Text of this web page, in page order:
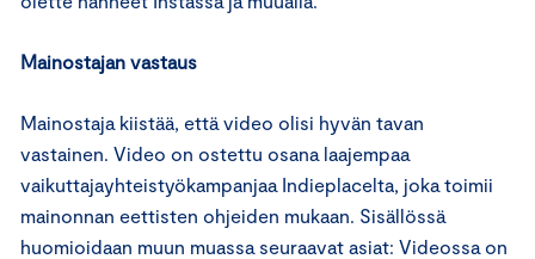
Mainostajan vastaus
Mainostaja kiistää, että video olisi hyvän tavan
vastainen. Video on ostettu osana laajempaa
vaikuttajayhteistyökampanjaa Indieplacelta, joka toimii
mainonnan eettisten ohjeiden mukaan. Sisällössä
huomioidaan muun muassa seuraavat asiat: Videossa on